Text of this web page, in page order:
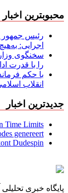
محبوبترین
رئیس جمهور
اجرایی:
سخنگوی
را با قدرت
با حکم
انقلاب
جدیدترین اخبار
Time Limits
genereert
Dudespin
پایگاه خبری